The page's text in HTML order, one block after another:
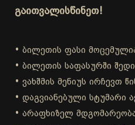
გაითვალისწინეთ!
• ბილეთის ფასი
• ბილეთის საფასურში
• ვახშმის მენიუს
• დაგვიანებული სტუმარი
• არაფხიზელ